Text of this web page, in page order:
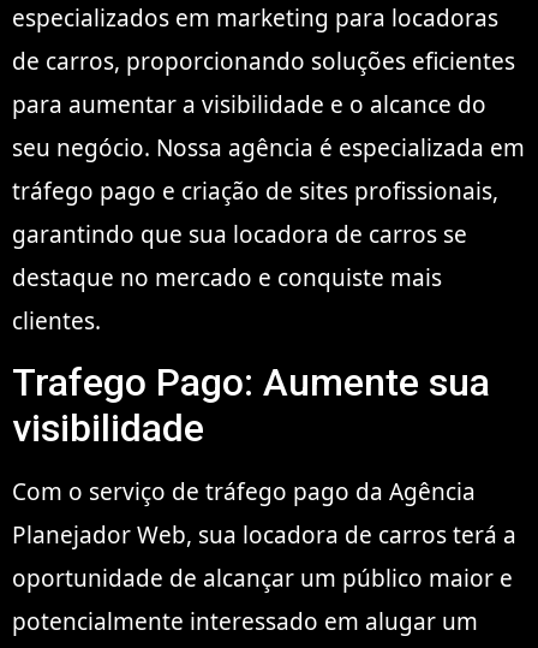
especializados em marketing para locadoras
de carros, proporcionando soluções eficientes
para aumentar a visibilidade e o alcance do
seu negócio. Nossa agência é especializada em
tráfego pago e criação de sites profissionais,
garantindo que sua locadora de carros se
destaque no mercado e conquiste mais
clientes.
Trafego Pago: Aumente sua
visibilidade
Com o serviço de tráfego pago da Agência
Planejador Web, sua locadora de carros terá a
oportunidade de alcançar um público maior e
potencialmente interessado em alugar um